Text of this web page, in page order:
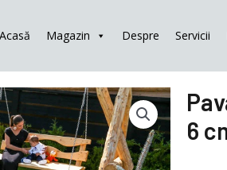
Acasă Magazin Despre Servicii
6